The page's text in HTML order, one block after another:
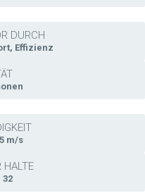
DURCH
Effizienz
m/s
HALTE
32